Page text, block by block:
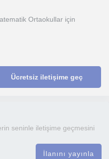
Ortaokullar için
Ücretsiz iletişime geç
seninle iletişime geçmesini
İlanını yayınla